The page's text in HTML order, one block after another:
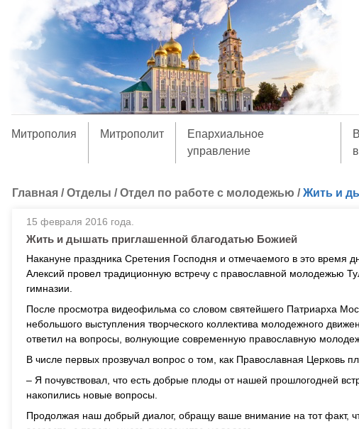
Митрополия Митрополит
Епархиальное
управление
Главная /Отделы /Отдел по работе с молодежью /Жить и
15 февраля 2016 года.
Жить и дышать приглашенной благодатью Божией
Накануне праздника Сретения Господня и отмечаемого в это
Алексий провел традиционную встречу с православной молодежью
гимназии.
После просмотра видеофильма со словом святейшего Патриарха
небольшого выступления творческого коллектива молодежного
ответил на вопросы, волнующие современную православную
В числе первых прозвучал вопрос о том, как Православная Церковь
– Я почувствовал, что есть добрые плоды от нашей прошлогодней
накопились новые вопросы.
Продолжая наш добрый диалог, обращу ваше внимание на тот факт,